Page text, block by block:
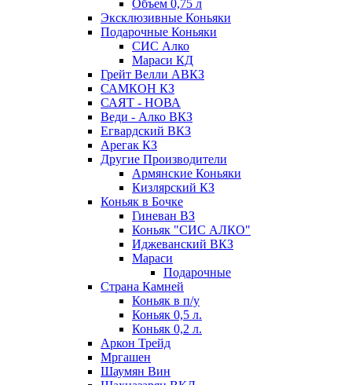
Объем 0,75 л
Эксклюзивные Коньяки
Подарочные Коньяки
СИС Алко
Мараси КД
Грейт Велли АВКЗ
САМКОН КЗ
САЯТ - НОВА
Веди - Алко ВКЗ
Егвардский ВКЗ
Арегак КЗ
Другие Производители
Армянские Коньяки
Кизлярский КЗ
Коньяк в Бочке
Гиневан ВЗ
Коньяк "СИС АЛКО"
Иджеванский ВКЗ
Мараси
Подарочные
Страна Камней
Коньяк в п/у
Коньяк 0,5 л.
Коньяк 0,2 л.
Аркон Трейд
Мргашен
Шаумян Вин